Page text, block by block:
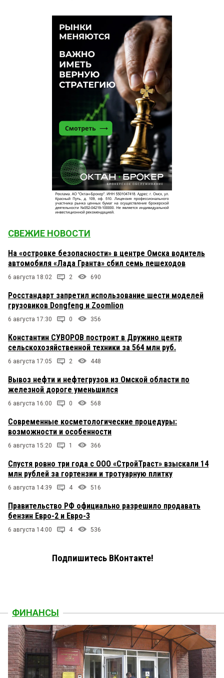
СВЕЖИЕ НОВОСТИ
На «островке безопасности» в центре Омска водитель
автомобиля «Лада Гранта» сбил семь пешеходов
6 августа 18:02 2 690
Росстандарт запретил использование шести моделей
грузовиков Dongfeng и Zoomlion
6 августа 17:30 0 356
Константин СУВОРОВ построит в Дружино центр
сельскохозяйственной техники за 564 млн руб.
6 августа 17:05 2 448
Вывоз нефти и нефтегрузов из Омской области по
железной дороге уменьшился
6 августа 16:00 0 568
Современные косметологические процедуры:
возможности и особенности
6 августа 15:20 1 366
Спустя ровно три года с ООО «СтройТраст» взыскали 14
млн рублей за гортензии и тротуарную плитку
6 августа 14:39 4 516
Правительство РФ официально разрешило продавать
бензин Евро-2 и Евро-3
6 августа 14:00 4 536
Подпишитесь ВКонтакте!
ФИНАНСЫ